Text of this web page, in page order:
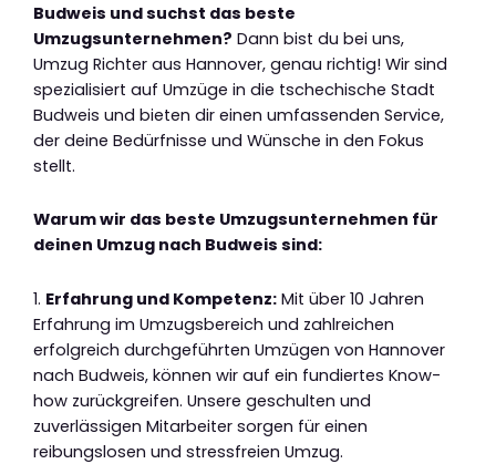
Budweis und suchst das beste
Umzugsunternehmen? Dann bist du bei uns,
Umzug Richter aus Hannover, genau richtig! Wir sind
spezialisiert auf Umzüge in die tschechische Stadt
Budweis und bieten dir einen umfassenden Service,
der deine Bedürfnisse und Wünsche in den Fokus
stellt.
Warum wir das beste Umzugsunternehmen für
deinen Umzug nach Budweis sind:
1. Erfahrung und Kompetenz: Mit über 10 Jahren
Erfahrung im Umzugsbereich und zahlreichen
erfolgreich durchgeführten Umzügen von Hannover
nach Budweis, können wir auf ein fundiertes Know-
how zurückgreifen. Unsere geschulten und
zuverlässigen Mitarbeiter sorgen für einen
reibungslosen und stressfreien Umzug.